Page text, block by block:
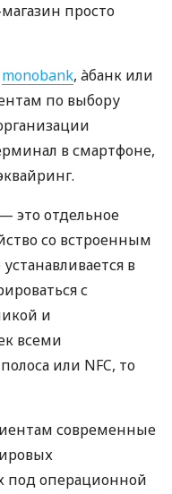
просто
monobank, àбанк или
по выбору
в смартфоне,
это отдельное
со встроенным
в
с
и
всеми
или NFC, то
современные
под операционной